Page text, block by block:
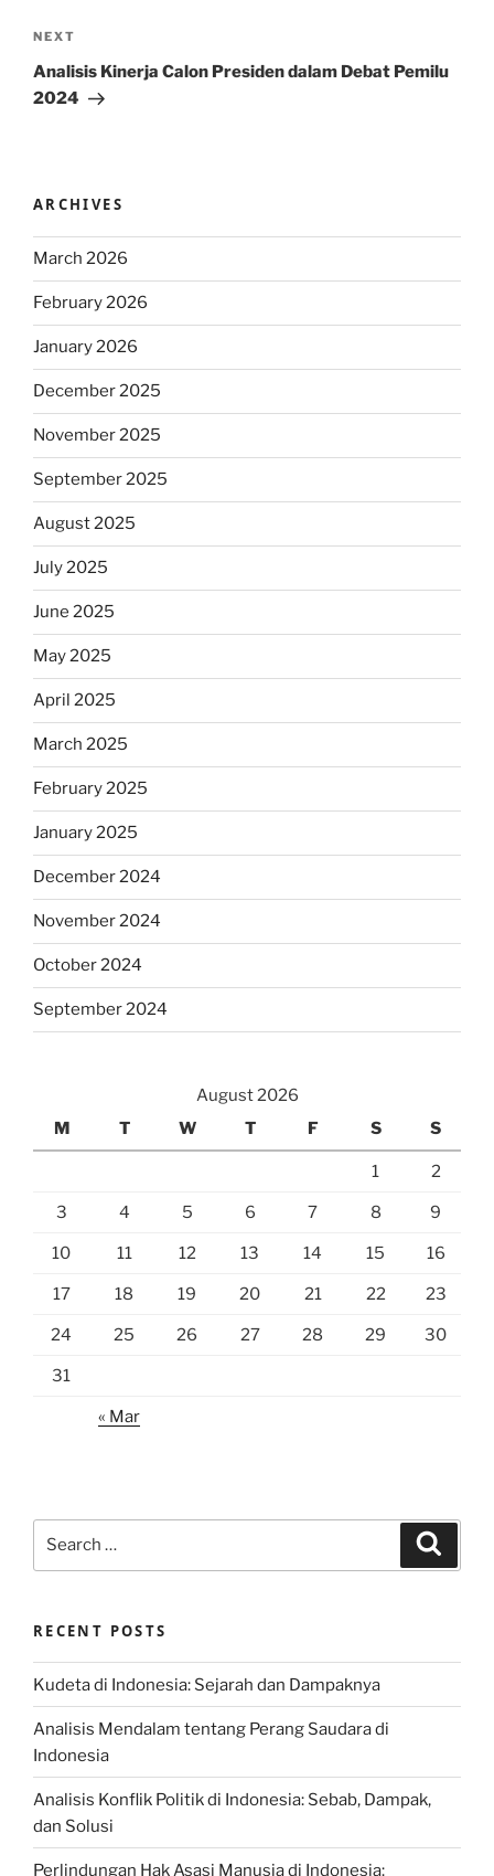
Next
Post
NEXT
Analisis Kinerja Calon Presiden dalam Debat Pemilu
2024
ARCHIVES
March 2026
February 2026
January 2026
December 2025
November 2025
September 2025
August 2025
July 2025
June 2025
May 2025
April 2025
March 2025
February 2025
January 2025
December 2024
November 2024
October 2024
September 2024
August 2026
M
T W T F S S
1 2
3 4 5 6 7 8 9
10 11 12 13 14 15 16
17 18 19 20 21 22 23
24 25 26 27 28 29 30
31
« Mar
RECENT POSTS
Kudeta di Indonesia: Sejarah dan Dampaknya
Analisis Mendalam tentang Perang Saudara di
Indonesia
Analisis Konflik Politik di Indonesia: Sebab, Dampak,
dan Solusi
Perlindungan Hak Asasi Manusia di Indonesia: